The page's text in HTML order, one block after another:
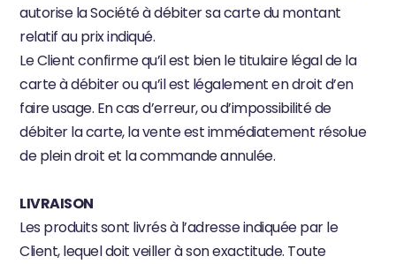
autorise la Société à débiter sa carte du montant
relatif au prix indiqué.
Le Client confirme qu’il est bien le titulaire légal de la
carte à débiter ou qu’il est légalement en droit d’en
faire usage. En cas d’erreur, ou d’impossibilité de
débiter la carte, la vente est immédiatement résolue
de plein droit et la commande annulée.
LIVRAISON
Les produits sont livrés à l’adresse indiquée par le
Client, lequel doit veiller à son exactitude. Toute